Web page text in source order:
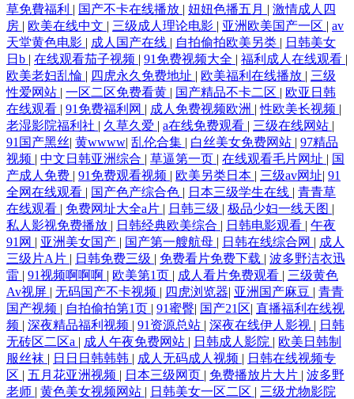
草免費福利 | 国产不卡在线播放 | 妞妞色播五月 | 激情成人四
房 | 欧美在线中文 | 三级成人理论电影 | 亚洲欧美国产一区 | av
天堂黄色电影 | 成人国产在线 | 自拍偷拍欧美另类 | 日韩美女
日b | 在线观看茄子视频 | 91免费视频大全 | 福利成人在线观看 |
欧美老妇乱惀 | 四虎永久免费地址 | 欧美福利在线播放 | 三级
性爱网站 | 一区二区免费看黄 | 国产精品不卡二区 | 欧亚日韩
在线观看 | 91免费福利网 | 成人免费视频欧洲 |性欧美长视频 |
老湿影院福利社 | 久草久爱 | a在线免费观看 | 三级在线网站 |
91国产黑丝| 黄wwww| 乱伦合集 | 白丝美女免费网站 | 97精品
视频 | 中文日韩亚洲综合 | 草逼第一页 | 在线观看毛片网址 | 国
产成人免费 | 91免费观看视频 | 欧美另类日本 | 三级av网址| 91
全网在线观看 | 国产色产综合色 | 日本三级学生在线 | 青青草
在线观看 | 免费网址大全a片 | 日韩三级 | 极品少妇一线天图 |
私人影视免费播放 | 日韩经典欧美综合 | 日韩电影观看 | 午夜
91网 | 亚洲美女国产 | 国产第一艘航母 | 日韩在线综合网 | 成人
三级片A片 | 日韩免费三级 | 免费看片免费下载 | 波多野洁衣迅
雷 | 91视频啊啊啊 | 欧美第1页 | 成人看片免费观看 | 三级黄色
Av视屏 | 无码国产不卡视频 | 四虎浏览器| 亚洲国产麻豆 | 青青
国产视频 | 自拍偷拍第1页 | 91蜜臀| 国产21区| 直播福利在线视
频 | 深夜精品福利视频 | 91资源总站 | 深夜在线伊人影视 | 日韩
无砖区二区a | 成人午夜免费网站 | 日韩成人影院 | 欧美日韩制
服丝袜 | 日日日韩韩韩 | 成人无码成人视频 | 日韩在线视频专
区 | 五月花亚洲视频 | 日本三级网页 | 免费播放片大片 | 波多野
老师 | 黄色美女视频网站 | 日韩美女一区二区 | 三级尤物影院